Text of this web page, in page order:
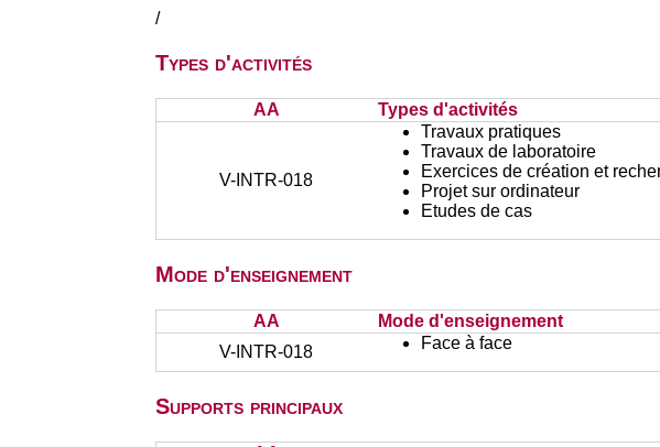
/
Types d'activités
AA Types d'activités
V-INTR-018
Travaux pratiques
Travaux de laboratoire
Exercices de création et
Projet sur ordinateur
Etudes de cas
Mode d'enseignement
AA
Mode d'enseignement
V-INTR-018
Face à face
Supports principaux